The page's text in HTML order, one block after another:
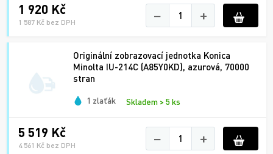
1 920 Kč
1 587 Kč bez DPH − +
Originální zobrazovací jednotka Konica
Minolta IU-214C (A85Y0KD), azurová, 70000
stran
1 zlaťák Skladem > 5 ks
5 519 Kč
4 561 Kč bez DPH − +